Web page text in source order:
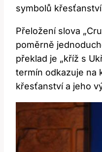
symbolů
Přeložení slova
poměrně
překlad je „kříž s
termín odkazuje na
křesťanství a jeho